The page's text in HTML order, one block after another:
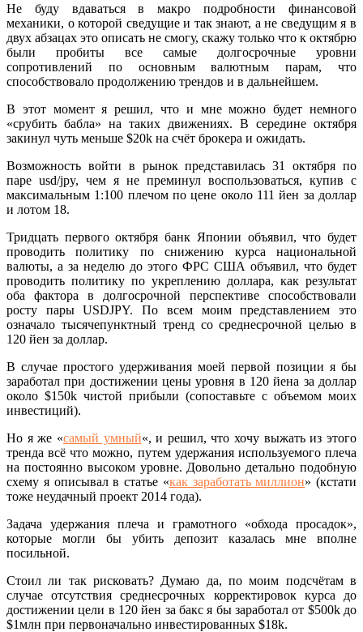
Не буду вдаваться в макро подробности финансовой
механики, о которой сведущие и так знают, а не сведущим я в
двух абзацах это описать не смогу, скажу только что к октябрю
были пробиты все самые долгосрочные уровни
сопротивлений по основным валютным парам, что
способствовало продолжению трендов и в дальнейшем.
В этот момент я решил, что и мне можно будет немного
«срубить бабла» на таких движениях. В середине октября
закинул чуть меньше $20k на счёт брокера и ожидать.
Возможность войти в рынок представилась 31 октября по
паре usd/jpy, чем я не преминул воспользоваться, купив с
максимальным 1:100 плечом по цене около 111 йен за доллар
и лотом 18.
Тридцать первого октября банк Японии объявил, что будет
проводить политику по снижению курса национальной
валюты, а за неделю до этого ФРС США объявил, что будет
проводить политику по укреплению доллара, как результат
оба фактора в долгосрочной перспективе способствовали
росту пары USDJPY. По всем моим представлением это
означало тысячепунктный тренд со среднесрочной целью в
120 йен за доллар.
В случае простого удерживания моей первой позиции я бы
заработал при достижении цены уровня в 120 йена за доллар
около $150k чистой прибыли (сопоставьте с объемом моих
инвестиций).
Но я же «самый умный«, и решил, что хочу выжать из этого
тренда всё что можно, путем удержания используемого плеча
на постоянно высоком уровне. Довольно детально подобную
схему я описывал в статье «как заработать миллион» (кстати
тоже неудачный проект 2014 года).
Задача удержания плеча и грамотного «обхода просадок»,
которые могли бы убить депозит казалась мне вполне
посильной.
Стоил ли так рисковать? Думаю да, по моим подсчётам в
случае отсутствия среднесрочных корректировок курса до
достижении цели в 120 йен за бакс я бы заработал от $500k до
$1млн при первоначально инвестированных $18k.